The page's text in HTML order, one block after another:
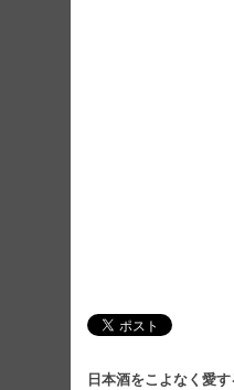
日本酒をこよなく愛